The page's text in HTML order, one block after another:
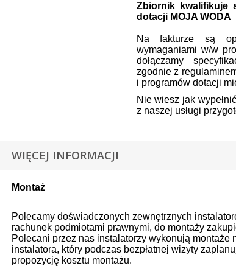
Zbiornik kwalifikuje
dotacji MOJA WODA
Na fakturze są
wymaganiami w/w
dołączamy
zgodnie z
i programów dotacji
Nie wiesz jak
z naszej usługi
WIĘCEJ INFORMACJI
Montaż
Polecamy doświadczonych zewnętrznych
rachunek podmiotami prawnymi, do montaży
Polecani przez nas instalatorzy wykonują montaże
instalatora, który podczas bezpłatnej wizyty
propozycję kosztu montażu.